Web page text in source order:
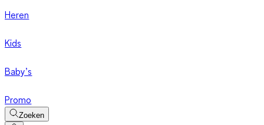
Heren
Kids
Baby’s
Promo
Zoeken